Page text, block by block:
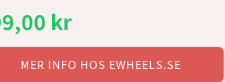
kr
MER INFO HOS EWHEELS.SE